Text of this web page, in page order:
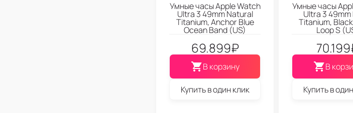
Умные часы Apple Watch
Ultra 3 49mm Natural
Titanium, Anchor Blue
Ocean Band (US)
69.899₽
В корзину
Купить в один клик
Умные часы
Ultra 3 49mm
Titanium,
Loop S
70.199
В
Купить в